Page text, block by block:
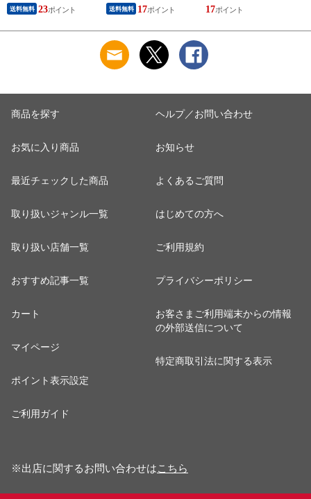
送料無料 23 送料無料 17 17
商品を探す
お気に入り商品
最近チェックした商品
取り扱いジャンル一覧
取り扱い店舗一覧
おすすめ記事一覧
カート
マイページ
ポイント表示設定
ご利用ガイド
ヘルプ／お問い合わせ
お知らせ
よくあるご質問
はじめての方へ
ご利用規約
プライバシーポリシー
お客さまご利用端末からの情報
の外部送信について
特定商取引法に関する表示
※出店に関するお問い合わせはこちら